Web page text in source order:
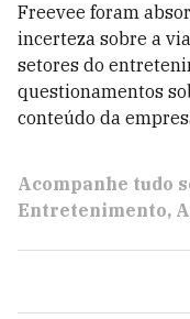
Freevee foram
incerteza sobre a
setores do
questionamentos
conteúdo da
Acompanhe tudo
Entretenimento